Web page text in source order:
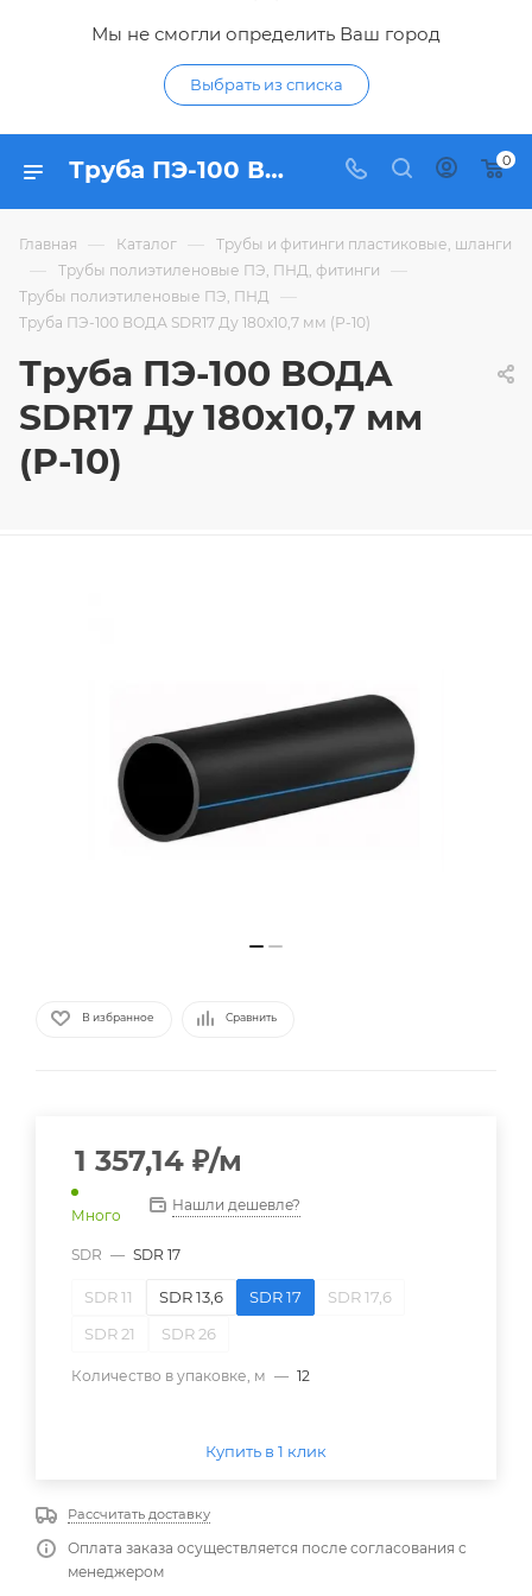
Мы не смогли определить Ваш город
Выбрать из списка
Труба ПЭ-100 ВОДА SDR17 Ду 180х10,7 мм (Р-10) - купить по цене 1 357,14 ₽ в интернет-магазине Гидропромтехника с доставкой в Курске 0
Главная — Каталог — Трубы и фитинги пластиковые, шланги
— Трубы полиэтиленовые ПЭ, ПНД, фитинги —
Трубы полиэтиленовые ПЭ, ПНД —
Труба ПЭ-100 ВОДА SDR17 Ду 180х10,7 мм (Р-10)
Труба ПЭ-100 ВОДА
SDR17 Ду 180х10,7 мм
(Р-10)
В избранное Сравнить
1 357,14 ₽/м
Много
Нашли дешевле?
SDR — SDR 17
SDR 11 SDR 13,6 SDR 17
SDR 17,6
SDR 21
SDR 26
Количество в упаковке, м — 12
Купить в 1 клик
Рассчитать доставку
Оплата заказа осуществляется после согласования с
менеджером